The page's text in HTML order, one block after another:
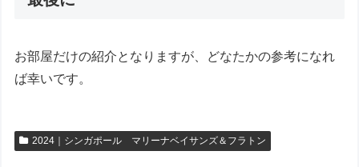
お部屋だけの紹介となりますが、どなたかの参考になれ
ば幸いです。
2024｜シンガポール マリーナベイサンズ＆フラトン